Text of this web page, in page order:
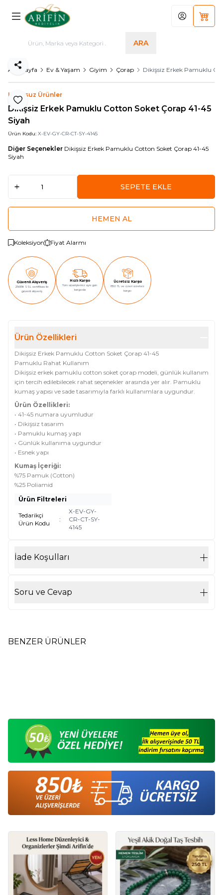
ARA
Hesabım
Ana Sayfa Ev & Yaşam Giyim Çorap Dikişsiz Erkek Pamuklu
Favoriye Ekle
Paylaş
Logosuz Ürünler
Dikişsiz Erkek Pamuklu Cotton Soket Çorap 41-45
Siyah
Ürün Kodu: X-EV-GY-CR-CT-SY-4145
Diğer Seçenekler Dikişsiz Erkek Pamuklu Cotton Soket Çorap 41-45
Siyah
SEPETE EKLE
HEMEN AL
Koleksiyon Fiyat Alarmı
Güvenli Alışveriş
256Bit SSL sertifikası ile
güvenli alışveriş
Hızlı Kargo
Tüm siparişleriniz aynı gün
kargoda
Ücretsiz Kargo
850 TL ve üzeri ücretsiz
kargo
Ürün Özellikleri
Dikişsiz Erkek Pamuklu Cotton Soket Çorap 41-45
Pamuklu Rahat Kullanım
Dikişsiz erkek pamuklu cotton soket çorap modeli, günlük kullanım
için tercih edilebilecek rahat seçenekler arasında yer alır. Pamuklu
kumaş yapısı ve sade tasarımıyla farklı kullanımlara uygundur.
Ürün Özellikleri:
• 41-45 numara uyumludur
• Dikişsiz tasarım
• Pamuklu kumaş yapı
• Günlük kullanıma uygundur
• Esnek yapı
Kumaş İçeriği:
%75 Pamuk (Cotton)
%25 Poliamid
Ürün Filtreleri
Tedarikçi
Ürün Kodu
:
X-EV-GY-
CR-CT-SY-
4145
İade Koşulları
Soru ve Cevap
BENZER ÜRÜNLER